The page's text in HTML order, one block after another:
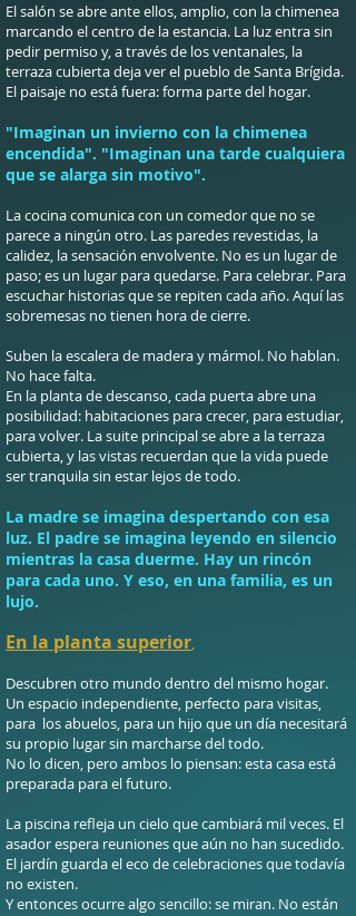
El salón se abre ante ellos, amplio, con la chimenea
marcando el centro de la estancia. La luz entra sin
pedir permiso y, a través de los ventanales, la
terraza cubierta deja ver el pueblo de Santa Brígida.
El paisaje no está fuera: forma parte del hogar.
"Imaginan un invierno con la chimenea
encendida". "Imaginan una tarde cualquiera
que se alarga sin motivo".
La cocina comunica con un comedor que no se
parece a ningún otro. Las paredes revestidas, la
calidez, la sensación envolvente. No es un lugar de
paso; es un lugar para quedarse. Para celebrar. Para
escuchar historias que se repiten cada año.Aquí las
sobremesas no tienen hora de cierre.
Suben la escalera de madera y mármol. No hablan.
No hace falta.
En la planta de descanso, cada puerta abre una
posibilidad: habitaciones para crecer, para estudiar,
para volver. La suite principal se abre a la terraza
cubierta, y las vistas recuerdan que la vida puede
ser tranquila sin estar lejos de todo.
La madre se imagina despertando con esa
luz. El padre se imagina leyendo en silencio
mientras la casa duerme. Hay un rincón
para cada uno. Y eso, en una familia, es un
lujo.
En la planta superior,
Descubren otro mundo dentro del mismo hogar.
Un espacio independiente, perfecto para visitas,
para los abuelos, para un hijo que un día necesitará
su propio lugar sin marcharse del todo.
No lo dicen, pero ambos lo piensan: esta casa está
preparada para el futuro.
La piscina refleja un cielo que cambiará mil veces. El
asador espera reuniones que aún no han sucedido.
El jardín guarda el eco de celebraciones que todavía
no existen.
Y entonces ocurre algo sencillo: se miran. No están